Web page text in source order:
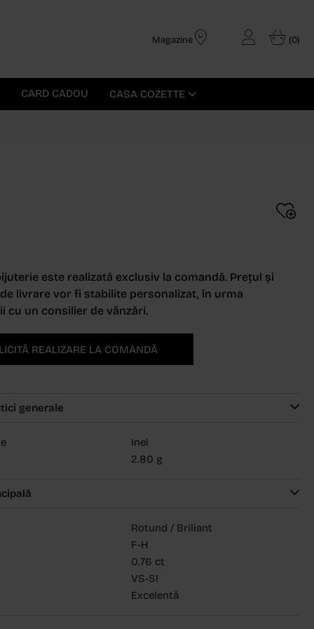
Magazine (0)
CARD CADOU CASA COZETTE
este realizată exclusiv la comandă. Prețul și
livrare vor fi stabilite personalizat, în urma
cu un consilier de vânzări.
REALIZARE LA COMANDĂ
generale
Inel
2.80 g
Rotund / Briliant
F-H
0.76 ct
VS-SI
Excelentă